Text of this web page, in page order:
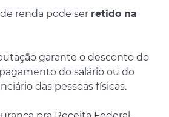
renda pode ser retido na
garante o desconto do
do salário ou do
das pessoas físicas.